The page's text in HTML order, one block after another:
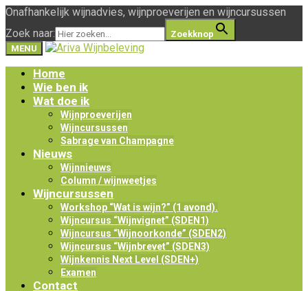
Onafhankelijk wijnadvies, wijnproeverijen en wijncursussen
Zoek naar:
Zoekknop
MENU
Home
Wie ben ik
Wat doe ik
Wijnproeverijen
Wijncursussen
Sabrage van Champagne
Nieuws
Wijnnieuws
Column / wijnweetjes
Wijncursussen
Workshop “Wat is wijn?” (1 avond).
Wijncursus “Wijnvignet” (SDEN1)
Wijncursus “Wijnoorkonde” (SDEN2)
Wijncursus “Wijnbrevet” (SDEN3)
Wijnkennis Next Level (SDEN+)
Examen
Contact